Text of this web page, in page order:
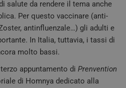
salute da rendere il tema anche
Per questo vaccinare (anti-
antinfluenzale…) gli adulti e
In Italia, tuttavia, i tassi di
molto bassi.
appuntamento diPrenvention
di Homnya dedicato alla